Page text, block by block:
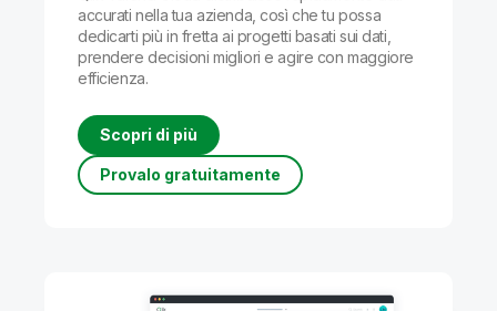
accurati nella tua azienda, così che tu possa
dedicarti più in fretta ai progetti basati sui dati,
prendere decisioni migliori e agire con maggiore
efficienza.
Scopri di più
Provalo gratuitamente